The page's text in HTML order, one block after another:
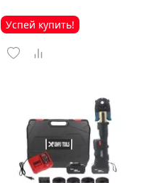
Успей купить!